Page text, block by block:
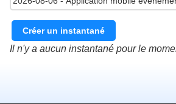
Créer un instantané
Il n'y a aucun instantané pour le